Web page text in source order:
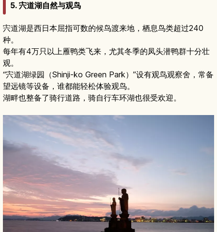
5. 宍道湖自然与观鸟
宍道湖是西日本屈指可数的候鸟渡来地，栖息鸟类超过240
种。
每年有4万只以上雁鸭类飞来，尤其冬季的凤头潜鸭群十分壮
观。
“宍道湖绿园（Shinji-ko Green Park）”设有观鸟观察舍，常备
望远镜等设备，谁都能轻松体验观鸟。
湖畔也整备了骑行道路，骑自行车环湖也很受欢迎。